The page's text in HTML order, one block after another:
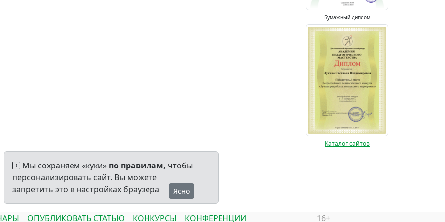
Бумажный диплом
Каталог сайтов
Мы сохраняем «куки» по правилам, чтобы
персонализировать сайт. Вы можете
запретить это в настройках браузера
Ясно
ОПУБЛИКОВАТЬ СТАТЬЮ КОНКУРСЫ КОНФЕРЕНЦИИ 16+